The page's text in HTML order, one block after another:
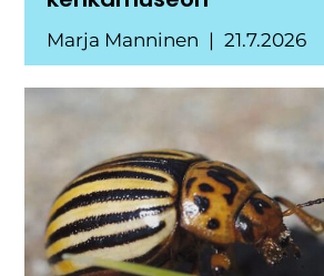
Marja Manninen 21.7.2026